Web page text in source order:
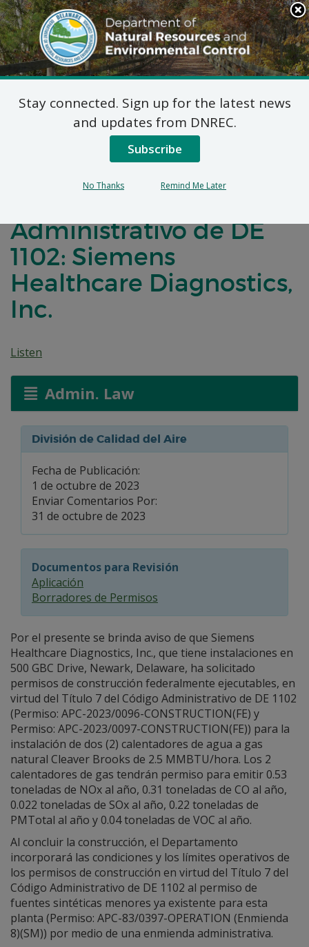
Search
This
Site
DNREC Menu
Solicitudes
federalmente
ejecutables en virtud
Administrativo de DE
1102: Siemens
Healthcare Diagnostics,
Inc.
Listen
Admin. Law
División de Calidad del Aire
Fecha de Publicación:
1 de octubre de 2023
Enviar Comentarios Por:
31 de octubre de 2023
Documentos para Revisión
Aplicación
Borradores de Permisos
Por el presente se brinda aviso de que Siemens
Healthcare Diagnostics, Inc., que tiene instalaciones en
500 GBC Drive, Newark, Delaware, ha solicitado
permisos de construcción federalmente ejecutables, en
virtud del Título 7 del Código Administrativo de DE 1102
(Permiso: APC-2023/0096-CONSTRUCTION(FE) y
Permiso: APC-2023/0097-CONSTRUCTION(FE)) para la
instalación de dos (2) calentadores de agua a gas
natural Cleaver Brooks de 2.5 MMBTU/hora. Los 2
calentadores de gas tendrán permiso para emitir 0.53
toneladas de NOx al año, 0.31 toneladas de CO al año,
0.022 toneladas de SOx al año, 0.22 toneladas de
PMTotal al año y 0.04 toneladas de VOC al año.
Al concluir la construcción, el Departamento
incorporará las condiciones y los límites operativos de
los permisos de construcción en virtud del Título 7 del
Código Administrativo de DE 1102 al permiso de
fuentes sintéticas menores ya existente para esta
planta (Permiso: APC-83/0397-OPERATION (Enmienda
8)(SM)) por medio de una enmienda administrativa.
Stay connected. Sign up for the latest news
and updates from DNREC.
Subscribe
No Thanks Remind Me Later